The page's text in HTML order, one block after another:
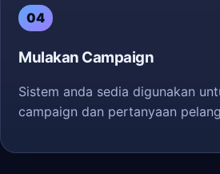
04
Mulakan Campaign
Sistem anda sedia digunakan
campaign dan pertanyaan